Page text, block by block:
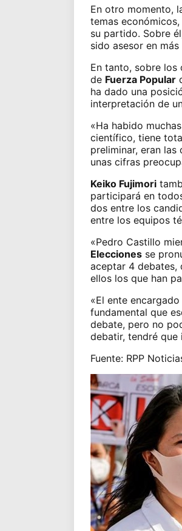
En otro momento,
temas
su partido. Sobre
sido asesor en
En tanto, sobre
de Fuerza Popular
ha dado una
interpretación de
«Ha habido
científico, tiene
preliminar, eran
unas cifras
Keiko Fujimori
participará en
dos entre los
entre los equipos
«Pedro Castillo
Eleccionesse
aceptar 4 debates,
ellos los que han
«El ente
fundamental que
debate, pero no
debatir, tendré que
Fuente: RPP